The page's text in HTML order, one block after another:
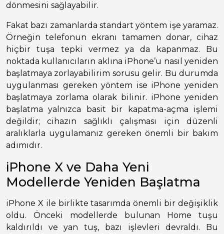
dönmesini sağlayabilir.
Fakat bazı zamanlarda standart yöntem işe yaramaz.
Örneğin telefonun ekranı tamamen donar, cihaz
hiçbir tuşa tepki vermez ya da kapanmaz. Bu
noktada kullanıcıların aklına iPhone’u nasıl yeniden
başlatmaya zorlayabilirim sorusu gelir. Bu durumda
uygulanması gereken yöntem ise iPhone yeniden
başlatmaya zorlama olarak bilinir. iPhone yeniden
başlatma yalnızca basit bir kapatma-açma işlemi
değildir; cihazın sağlıklı çalışması için düzenli
aralıklarla uygulamanız gereken önemli bir bakım
adımıdır.
iPhone X ve Daha Yeni
Modellerde Yeniden Başlatma
iPhone X ile birlikte tasarımda önemli bir değişiklik
oldu. Önceki modellerde bulunan Home tuşu
kaldırıldı ve yan tuş, bazı işlevleri devraldı. Bu